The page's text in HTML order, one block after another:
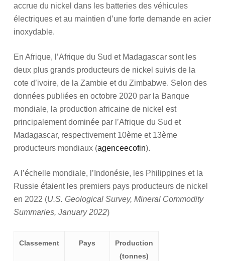
accrue du nickel dans les batteries des véhicules
électriques et au maintien d’une forte demande en acier
inoxydable.
En Afrique, l’Afrique du Sud et Madagascar sont les
deux plus grands producteurs de nickel suivis de la
cote d’ivoire, de la Zambie et du Zimbabwe. Selon des
données publiées en octobre 2020 par la Banque
mondiale, la production africaine de nickel est
principalement dominée par l’Afrique du Sud et
Madagascar, respectivement 10ème et 13ème
producteurs mondiaux (agenceecofin).
A l’échelle mondiale, l’Indonésie, les Philippines et la
Russie étaient les premiers pays producteurs de nickel
en 2022 (U.S. Geological Survey, Mineral Commodity
Summaries, January 2022)
Classement Pays
Production
(tonnes)